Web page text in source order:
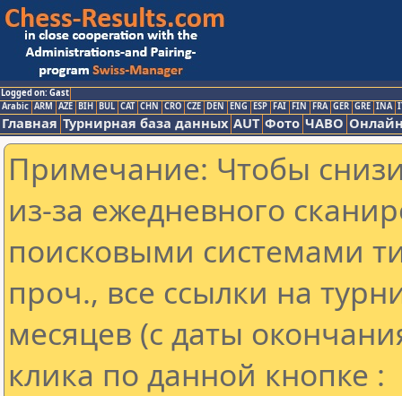
Logged on: Gast
Arabic ARM AZE BIH BUL CAT CHN CRO CZE DEN ENG ESP FAI FIN FRA GER GRE INA
Главная Турнирная база данных AUT Фото ЧАВО
Примечание: Чтобы
из-за ежедневного
поисковыми системами
проч., все ссылки на
месяцев (с даты
клика по данной кнопке :